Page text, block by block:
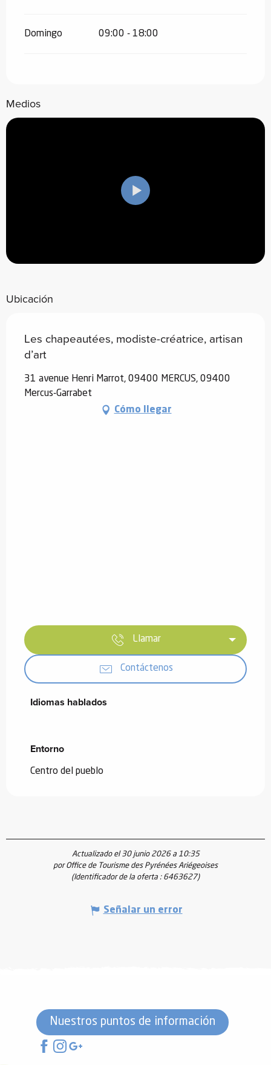
Domingo 09:00 - 18:00
Medios
Ubicación
Les chapeautées, modiste-créatrice, artisan
d’art
31 avenue Henri Marrot, 09400 MERCUS, 09400
Mercus-Garrabet
Cómo llegar
Llamar
Contáctenos
Idiomas hablados
Idiomas hablados
Entorno
Entorno
Centro del pueblo
Actualizado el 30 junio 2026 a 10:35
por Office de Tourisme des Pyrénées Ariégeoises
(Identificador de la oferta : 6463627)
Señalar un error
Nuestros puntos de información